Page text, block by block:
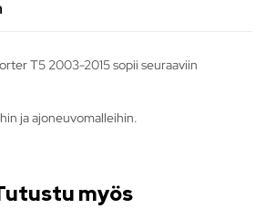
T5 2003-2015 sopii seuraaviin
ja ajoneuvomalleihin.
myös